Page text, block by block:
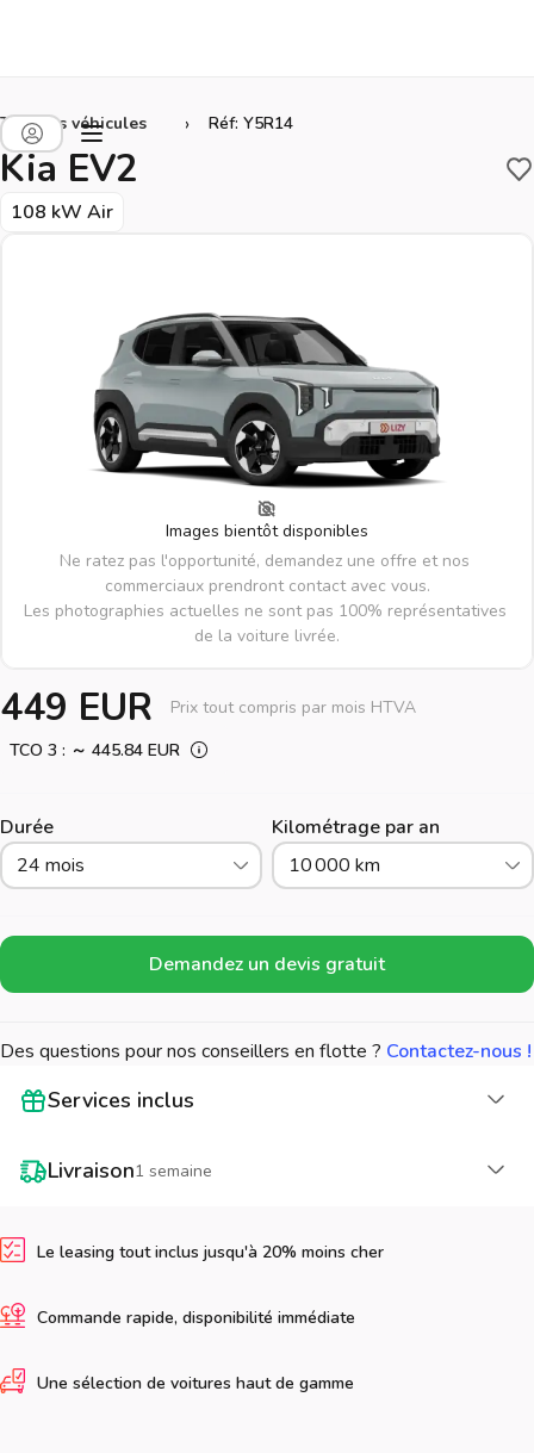
Tous les véhicules › Réf: Y5R14
Kia EV2
108 kW Air
Images bientôt disponibles
Ne ratez pas l'opportunité, demandez une offre et nos
commerciaux prendront contact avec vous.
Les photographies actuelles ne sont pas 100% représentatives
de la voiture livrée.
449 EUR
Prix tout compris par mois HTVA
TCO 3 : ～ 445.84 EUR
Durée
24 mois
Kilométrage par an
10 000 km
Demandez un devis gratuit
Des questions pour nos conseillers en flotte ? Contactez-nous !
Services inclus
Livraison1 semaine
Le leasing tout inclus jusqu'à 20% moins cher
Commande rapide, disponibilité immédiate
Une sélection de voitures haut de gamme